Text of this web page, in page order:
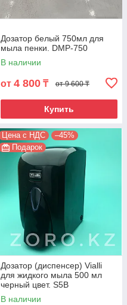
Дозатор белый 750мл для
мыла пенки. DMP-750
В наличии
от 4 800 ₸ от 9 600 ₸
Купить
Цена с НДС
–45%
Подарок
Дозатор (диспенсер) Vialli
для жидкого мыла 500 мл
черный цвет. S5B
В наличии